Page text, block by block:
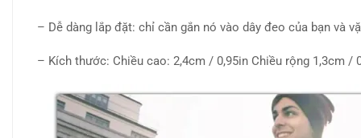
– Dễ dàng lắp đặt: chỉ cần gắn nó vào dây đeo của bạn và
– Kích thước: Chiều cao: 2,4cm / 0,95in Chiều rộng 1,3cm /